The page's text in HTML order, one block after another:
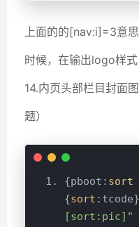
上面的的[nav:i]=3意
时候，在输出logo样式
14.内页头部栏目封面
题）
{pboot: sort
{sort
[sort:pic]"